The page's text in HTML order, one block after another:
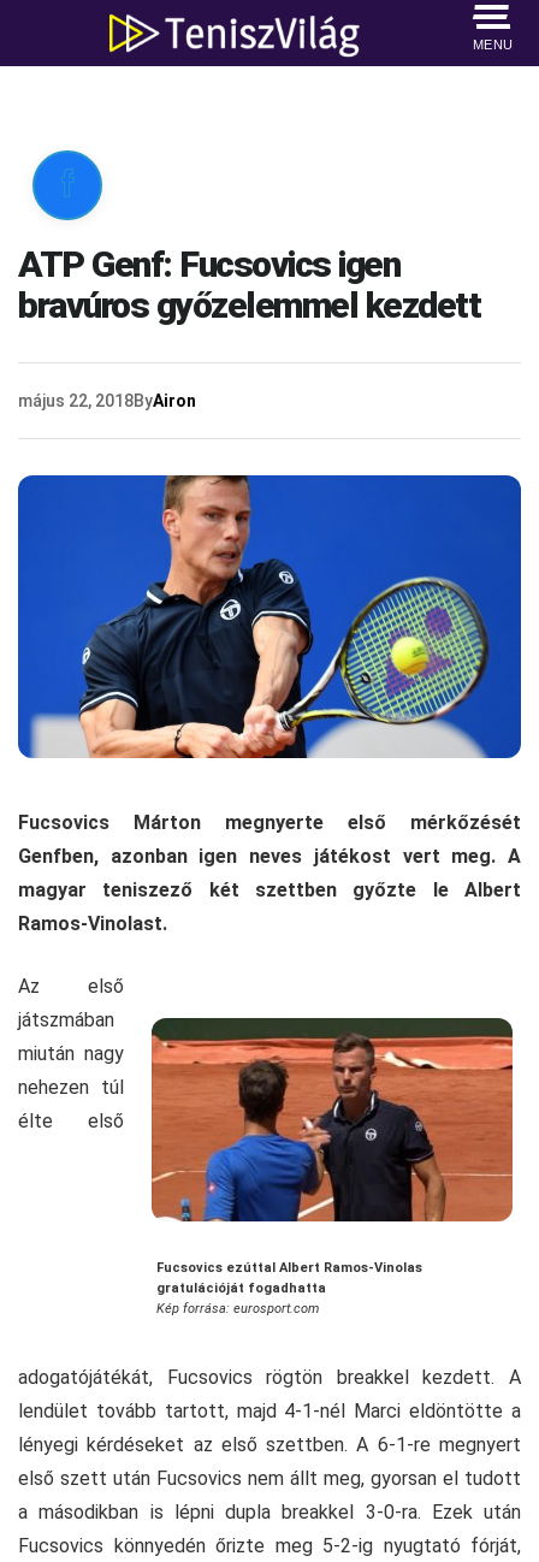
MENU

ATP Genf: Fucsovics igen
bravúros győzelemmel kezdett
május 22, 2018ByAiron
Fucsovics Márton megnyerte első mérkőzését
Genfben, azonban igen neves játékost vert meg. A
magyar teniszező két szettben győzte le Albert
Ramos-Vinolast.
Fucsovics ezúttal Albert Ramos-Vinolas
gratulációját fogadhatta
Kép forrása: eurosport.com
Az első
játszmában
miután nagy
nehezen túl
élte első
adogatójátékát, Fucsovics rögtön breakkel kezdett. A
lendület tovább tartott, majd 4-1-nél Marci eldöntötte a
lényegi kérdéseket az első szettben. A 6-1-re megnyert
első szett után Fucsovics nem állt meg, gyorsan el tudott
a másodikban is lépni dupla breakkel 3-0-ra. Ezek után
Fucsovics könnyedén őrizte meg 5-2-ig nyugtató fórját,